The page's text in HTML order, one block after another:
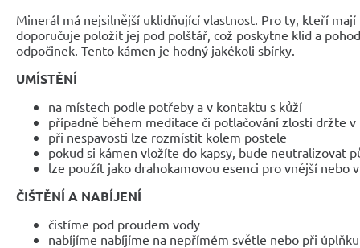
Minerál má nejsilnější uklidňující vlastnost. Pro ty, kteří mají
doporučuje položit jej pod polštář, což poskytne klid a
odpočinek. Tento kámen je hodný jakékoli sbírky.
UMÍSTĚNÍ
na místech podle potřeby a v kontaktu s kůží
případně během meditace či potlačování zlosti držte v
při nespavosti lze rozmístit kolem postele
pokud si kámen vložíte do kapsy, bude neutralizovat
lze použít jako drahokamovou esenci pro vnější nebo
ČIŠTĚNÍ A NABÍJENÍ
čistíme pod proudem vody
nabíjíme nabíjíme na nepřímém světle nebo při úplňku